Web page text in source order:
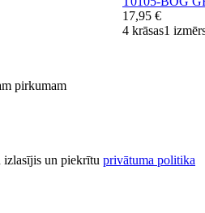
17,95 €
4 krāsas1
pirkumam
izlasījis un piekrītu privātuma politika